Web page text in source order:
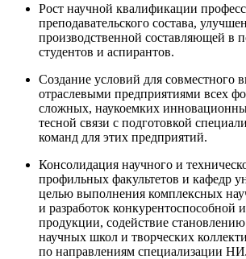
Рост научной квалификации
преподавательского состава,
производственной составляющей в
студентов и аспирантов.
Создание условий для совместного
отраслевыми предприятиями всех
сложных, наукоемких
тесной связи с подготовкой
команд для этих предприятий.
Консолидация научного и
профильных факультетов и кафедр
целью выполнения комплексных
и разработок конкурентоспособной
продукции, содействие
научных школ и творческих
по направлениям специализации